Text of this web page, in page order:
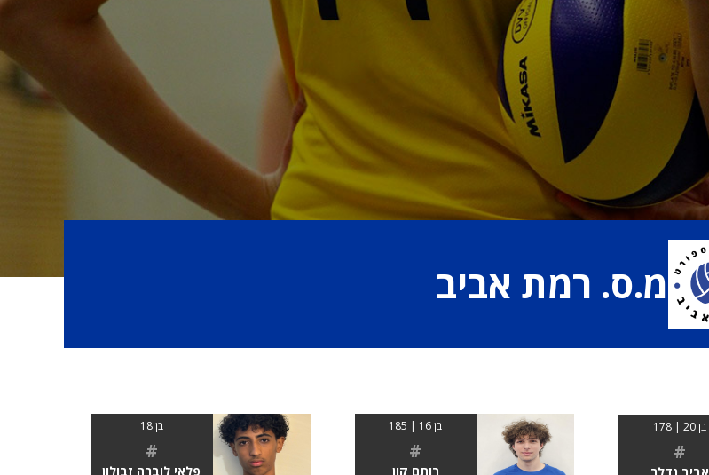
מ.ס. רמת אביב
בן 20 | 178
#
בן 16 | 185
#
רותם קון
בן 18
#
פלאי לוברה זבולון